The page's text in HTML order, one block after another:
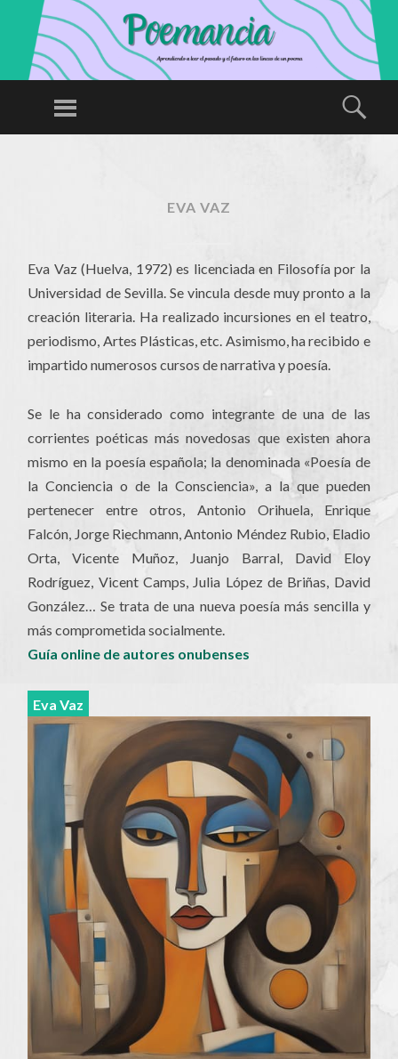
P
CI
Aprendiendo
futuro en las
Menú
EVA VAZ
Eva Vaz (Huelva, 1972) es licenciada en Filosofía por la
Universidad de Sevilla. Se vincula desde muy pronto a la
creación literaria. Ha realizado incursiones en el teatro,
periodismo, Artes Plásticas, etc. Asimismo, ha recibido e
impartido numerosos cursos de narrativa y poesía.
Se le ha considerado como integrante de una de las
corrientes poéticas más novedosas que existen ahora
mismo en la poesía española; la denominada «Poesía de
la Conciencia o de la Consciencia», a la que pueden
pertenecer entre otros, Antonio Orihuela, Enrique
Falcón, Jorge Riechmann, Antonio Méndez Rubio, Eladio
Orta, Vicente Muñoz, Juanjo Barral, David Eloy
Rodríguez, Vicent Camps, Julia López de Briñas, David
González… Se trata de una nueva poesía más sencilla y
más comprometida socialmente.
Guía online de autores onubenses
Eva Vaz